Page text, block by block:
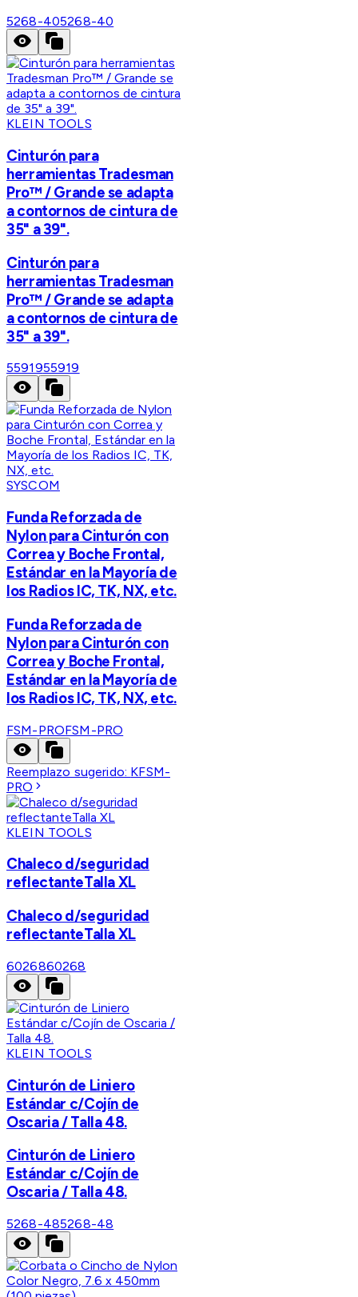
5268-405268-40
KLEIN TOOLS
Cinturón para
herramientas Tradesman
Pro™ / Grande se adapta
a contornos de cintura de
35" a 39".
Cinturón para
herramientas Tradesman
Pro™ / Grande se adapta
a contornos de cintura de
35" a 39".
5591955919
SYSCOM
Funda Reforzada de
Nylon para Cinturón con
Correa y Boche Frontal,
Estándar en la Mayoría de
los Radios IC, TK, NX, etc.
Funda Reforzada de
Nylon para Cinturón con
Correa y Boche Frontal,
Estándar en la Mayoría de
los Radios IC, TK, NX, etc.
FSM-PROFSM-PRO
Reemplazo sugerido: KFSM-
PRO
KLEIN TOOLS
Chaleco d/seguridad
reflectanteTalla XL
Chaleco d/seguridad
reflectanteTalla XL
6026860268
KLEIN TOOLS
Cinturón de Liniero
Estándar c/Cojín de
Oscaria / Talla 48.
Cinturón de Liniero
Estándar c/Cojín de
Oscaria / Talla 48.
5268-485268-48